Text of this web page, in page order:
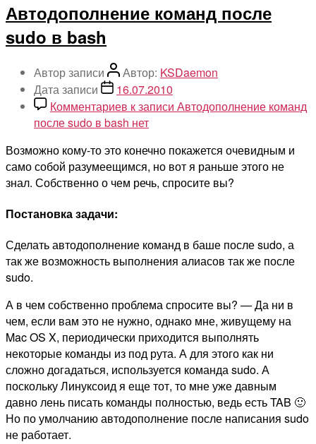
Автодополнение команд после
sudo в bash
Автор записи Автор: KSDaemon
Дата записи
16.07.2010
Комментариев к записи Автодополнение команд
после sudo в bash нет
Возможно кому-то это конечно покажется очевидным и
само собой разумеещимся, но вот я раньше этого не
знал. Собственно о чем речь, спросите вы?
Постановка задачи:
Сделать автодополнение команд в баше после sudo, а
так же возможность выполнения алиасов так же после
sudo.
А в чем собственно проблема спросите вы? — Да ни в
чем, если вам это не нужно, однако мне, живущему на
Mac OS X, периодически приходится выполнять
некоторые команды из под рута. А для этого как ни
сложно догадаться, используется команда sudo. А
поскольку Линуксоид я еще тот, то мне уже давным
давно лень писать команды полностью, ведь есть TAB 🙂
Но по умолчанию автодополнение после написания sudo
не работает.